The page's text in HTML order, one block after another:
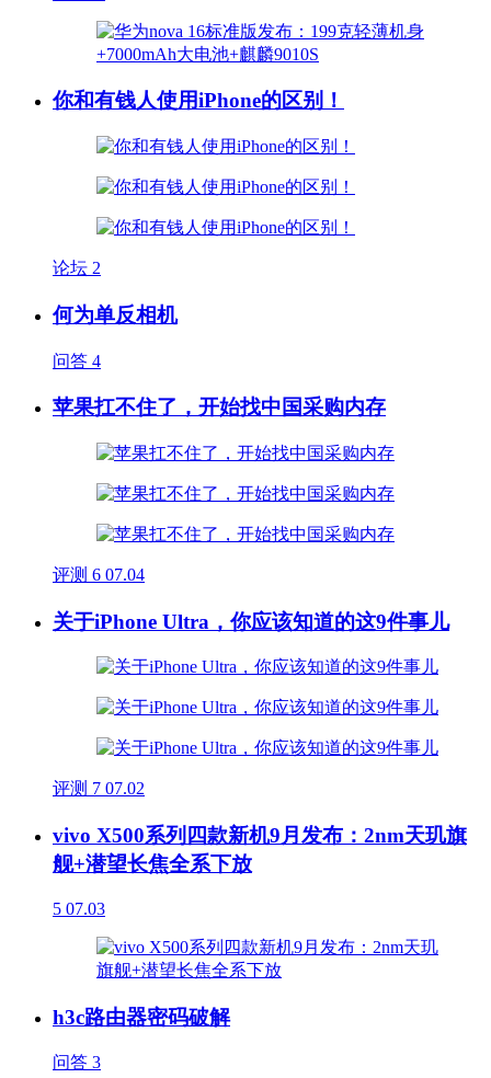
你和有钱人使用iPhone的区别！
论坛 2
何为单反相机
问答 4
苹果扛不住了，开始找中国采购内存
评测 6 07.04
关于iPhone Ultra，你应该知道的这9件事儿
评测 7 07.02
vivo X500系列四款新机9月发布：2nm天玑旗
舰+潜望长焦全系下放
5 07.03
h3c路由器密码破解
问答 3